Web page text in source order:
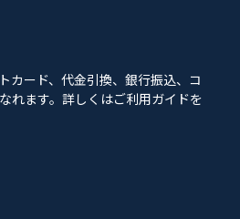
カード、代金引換、銀行振込、コ
れます。詳しくはご利用ガイドを